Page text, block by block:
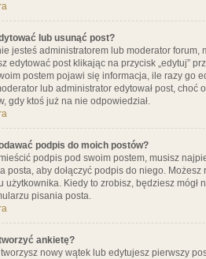
lub usunąć post?
jesteś administratorem lub moderator forum,
edytować post klikając na przycisk „edytuj”
postem pojawi się informacja, ile razy go
lub administrator edytował post,
gdy ktoś już na nie odpowiedział.
podpis do moich postów?
podpis pod swoim postem, musisz
posta, aby dołączyć podpis do niego.
użytkownika. Kiedy to zrobisz, będziesz
pisania posta.
ankietę?
nowy wątek lub edytujesz pierwszy